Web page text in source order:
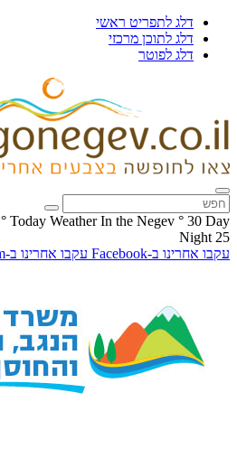
דלג לתפריט ראשי
דלג לתוכן מרכזי
דלג לפוטר
Today Weather In the Negev ° 30 Day
°
25
Night
עקבו אחרינו ב-Facebook
עקבו אחרינו ב-Instagram